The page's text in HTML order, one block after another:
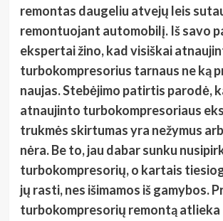
remontas daugeliu atvejų leis
remontuojant automobilį. Iš savo
ekspertai žino, kad visiškai
turbokompresorius tarnaus ne ką
naujas. Stebėjimo patirtis parodė,
atnaujinto turbokompresoriaus
trukmės skirtumas yra nežymus
nėra. Be to, jau dabar sunku
turbokompresorių, o kartais
jų rasti, nes išimamos iš gamybos.
turbokompresorių remontą atlieka